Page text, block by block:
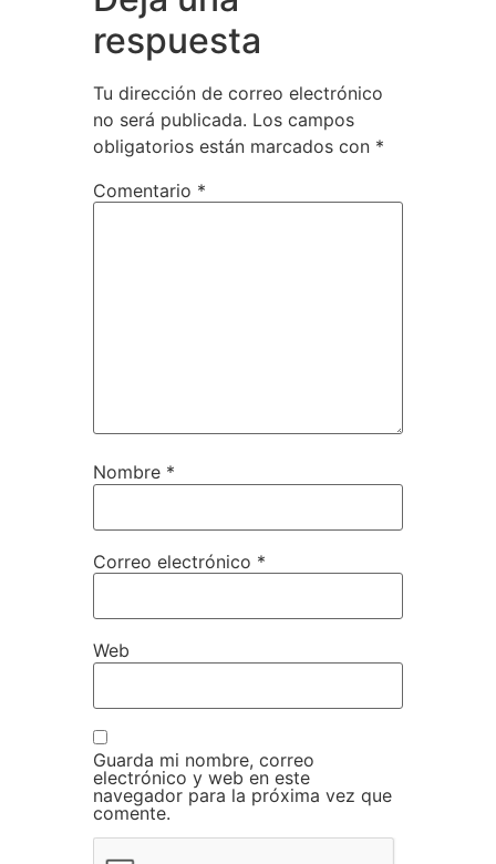
respuesta
Tu dirección de correo electrónico
no será publicada. Los campos
obligatorios están marcados con *
Comentario *
Nombre *
Correo electrónico *
Web
Guarda mi nombre, correo
electrónico y web en este
navegador para la próxima vez que
comente.